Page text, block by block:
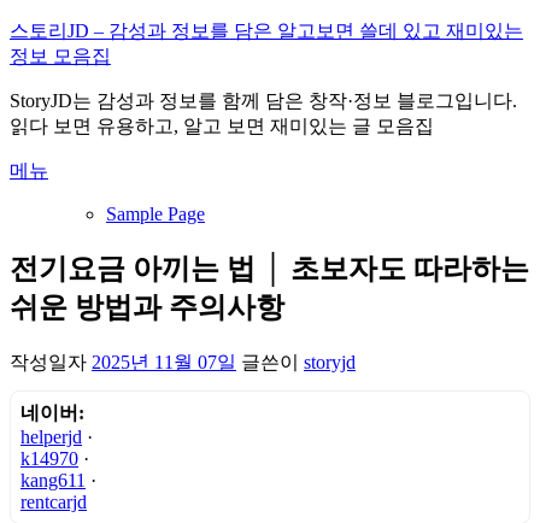
내
용
로
바
가
스토리JD – 감성과 정보를 담은 알고보면 쓸데 있고 재미있는
정보 모음집
StoryJD는 감성과 정보를 함께 담은 창작·정보 블로그입니다.
읽다 보면 유용하고, 알고 보면 재미있는 글 모음집
메뉴
Sample Page
전기요금 아끼는 법 │ 초보자도 따라하는
쉬운 방법과 주의사항
작성일자 2025년 11월 07일 글쓴이 storyjd
네이버:
helperjd ·
k14970 ·
kang611 ·
rentcarjd